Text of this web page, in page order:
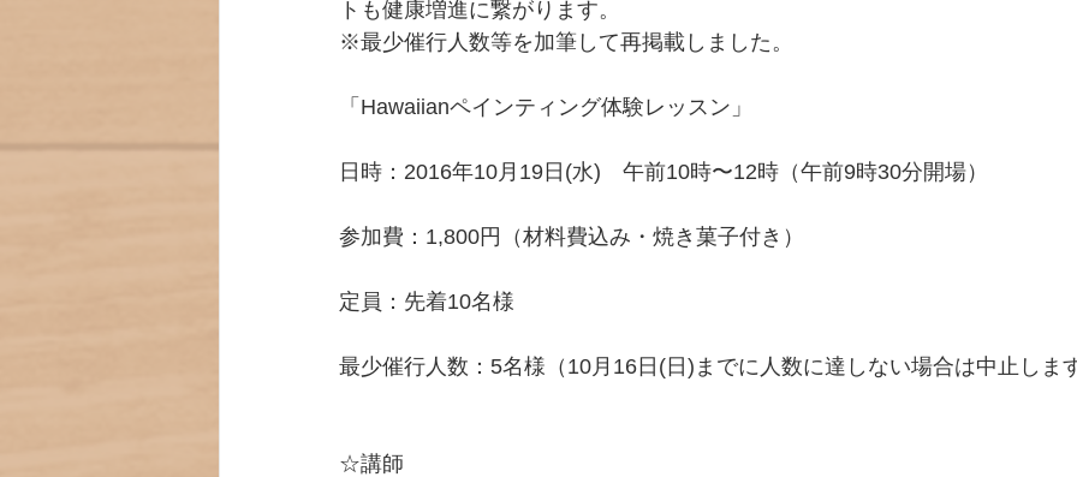
トも健康増進に繋がります。
※最少催行人数等を加筆して再掲載しました。
「Hawaiianペインティング体験レッスン」
日時：2016年10月19日(水)　午前10時〜12時（午前9時30分開場）
参加費：1,800円（材料費込み・焼き菓子付き）
定員：先着10名様
最少催行人数：5名様（10月16日(日)までに人数に達しない場合は中止しま
☆講師